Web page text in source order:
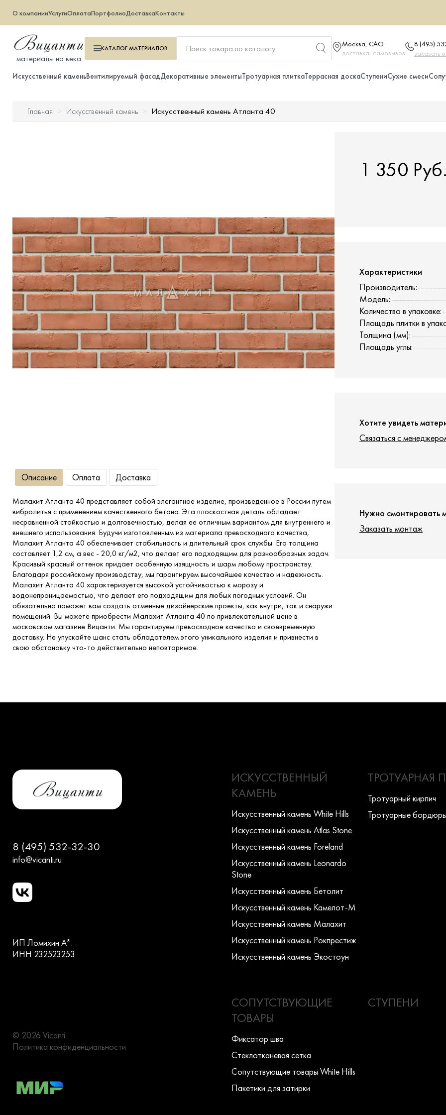
О компанииУслугиОплатаПортфолиоДоставкаКонтакты
материалы на века
КАТАЛОГМАТЕРИАЛОВ
Москва, САО
доставка, самовывоз
8 (495)
заказать
Искусственный каменьВентилируемый фасадДекоративные элементыТротуарная плиткаТеррасная доскаСтупениСухие смеси
Террасная доска
Ступени
Сухие смеси
Сопутствующие товары
Главная Искусственный камень Искусственный камень Атланта 40
Описание Оплата Доставка
Малахит Атланта 40 представляет собой элегантное изделие, произведенное в России путем
вибролитья с применением качественного бетона. Эта плоскостная деталь обладает
несравненной стойкостью и долговечностью, делая ее отличным вариантом для внутреннего и
внешнего использования. Будучи изготовленным из материала превосходного качества,
Малахит Атланта 40 обеспечивает стабильность и длительный срок службы. Его толщина
составляет 1,2 см, а вес - 20,0 кг/м2, что делает его подходящим для разнообразных задач.
Красивый красный оттенок придает особенную изящность и шарм любому пространству.
Благодаря российскому производству, мы гарантируем высочайшее качество и надежность.
Малахит Атланта 40 характеризуется высокой устойчивостью к морозу и
водонепроницаемостью, что делает его подходящим для любых погодных условий. Он
обязательно поможет вам создать отменные дизайнерские проекты, как внутри, так и снаружи
помещений. Вы можете приобрести Малахит Атланта 40 по привлекательной цене в
московском магазине Вицанти. Мы гарантируем превосходное качество и своевременную
доставку. Не упускайте шанс стать обладателем этого уникального изделия и привнести в
свою обстановку что-то действительно неповторимое.
1 350 Руб.
Характеристики
Производитель:
Модель:
Количество в упаковке:
Площадь плитки в
Толщина (мм):
Площадь углы:
Хотите увидеть
Связаться с
Нужно смонтировать
Заказать монтаж
8 (495) 532-32-30
info@vicanti.ru
ИП Ломихин А*.
ИНН 232523253
© 2026 Vicanti
Политика конфиденциальности
ИСКУССТВЕННЫЙ
КАМЕНЬ
Искусcтвенный камень White Hills
Искусcтвенный камень Atlas Stone
Искусcтвенный камень Foreland
Искусcтвенный камень Leonardo
Stone
Искусcтвенный камень Бетолит
Искусcтвенный камень Камелот-М
Искусcтвенный камень Малахит
Искусcтвенный камень Рокпрестиж
Искусcтвенный камень Экостоун
ТРОТУАРНАЯ
Тротуарный кирпич
Тротуарные бордюры
СОПУТСТВУЮЩИЕ
ТОВАРЫ
Фиксатор шва
Стеклотканевая сетка
Сопутствующие товары White Hills
Пакетики для затирки
СТУПЕНИ